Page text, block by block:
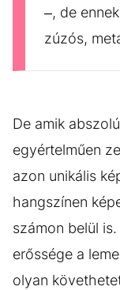
–, de
zúzós,
De amik
egyértelműen
azon unikális
hangszínen
számon belül
erőssége a
olyan